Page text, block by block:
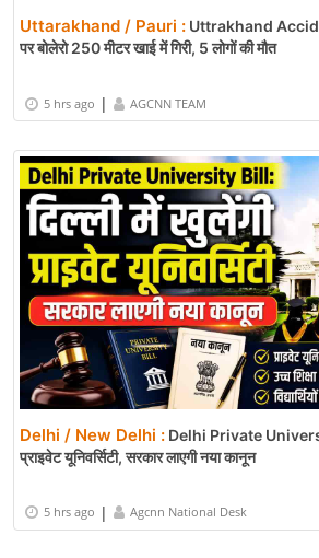
Uttarakhand / Pauri : Uttrakhand
पर बोलेरो 250 मीटर खाई में गिरी, 5 लोगों की मौत
5 hrs ago | AGCNN TEAM
Delhi / New Delhi : Delhi Private
प्राइवेट यूनिवर्सिटी, सरकार लाएगी नया कानून
5 hrs ago | Agcnn National Desk